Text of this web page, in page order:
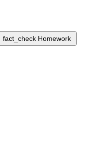
fact_check Homework